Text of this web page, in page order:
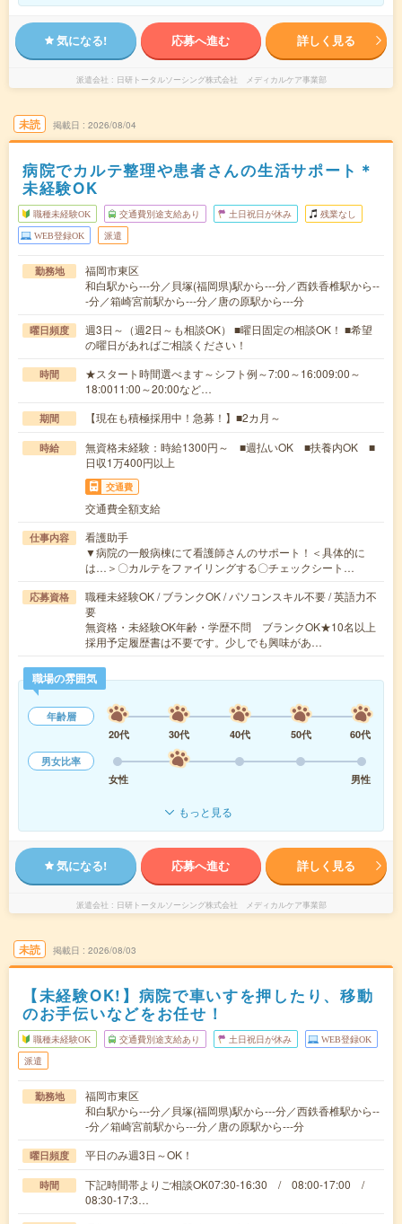
気になる! 応募へ進む 詳しく見る
派遣会社 日研トータルソーシング株式会社 メディカルケア事業部
未読 掲載日 2026/08/04
病院でカルテ整理や患者さんの生活サポート＊
未経験OK
職種未経験OK 交通費別途支給あり 土日祝日が休み 残業なし
WEB登録OK 派遣
勤務地
福岡市東区
和白駅から---分／貝塚(福岡県)駅から---分／西鉄香椎駅から--
-分／箱崎宮前駅から---分／唐の原駅から---分
曜日頻度
週3日～（週2日～も相談OK） ■曜日固定の相談OK！ ■希望
の曜日があればご相談ください！
時間
★スタート時間選べます～シフト例～7:00～16:009:00～
18:0011:00～20:00など…
期間 【現在も積極採用中！急募！】■2カ月～
時給
無資格未経験：時給1300円～ ■週払いOK ■扶養内OK ■
日収1万400円以上
交通費
交通費全額支給
仕事内容
看護助手
▼病院の一般病棟にて看護師さんのサポート！＜具体的に
は…＞〇カルテをファイリングする〇チェックシート…
応募資格
職種未経験OK / ブランクOK / パソコンスキル不要 / 英語力不
要
無資格・未経験OK年齢・学歴不問 ブランクOK★10名以上
採用予定履歴書は不要です。少しでも興味があ…
職場の雰囲気
年齢層
20代
30代 40代 50代
60代
男女比率
女性
男性
もっと見る
気になる! 応募へ進む 詳しく見る
派遣会社 日研トータルソーシング株式会社 メディカルケア事業部
未読 掲載日 2026/08/03
【未経験OK!】病院で車いすを押したり、移動
のお手伝いなどをお任せ！
職種未経験OK 交通費別途支給あり 土日祝日が休み WEB登録OK
派遣
勤務地
福岡市東区
和白駅から---分／貝塚(福岡県)駅から---分／西鉄香椎駅から--
-分／箱崎宮前駅から---分／唐の原駅から---分
曜日頻度 平日のみ週3日～OK！
時間
下記時間帯よりご相談OK07:30-16:30 / 08:00-17:00 /
08:30-17:3…